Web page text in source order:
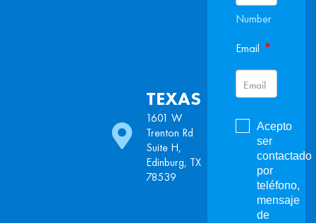
TEXAS
1601 W
Trenton Rd
Suite H,
Edinburg, TX
78539
Number
Email *
Acepto
ser
contactado
por
teléfono,
mensaje
de